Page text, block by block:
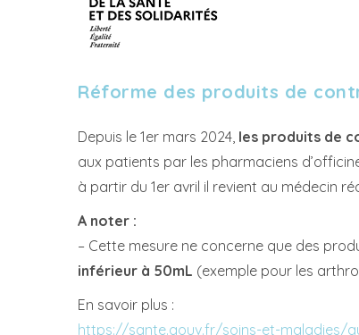
Réforme des produits de
Depuis le 1er mars 2024, les produits de
aux patients par les pharmaciens
à partir du 1er avril il revient au médecin
A noter :
– Cette mesure ne concerne que des
inférieur à 50mL (exemple pour les
En savoir plus :
https://sante.gouv.fr/soins-et-maladies/